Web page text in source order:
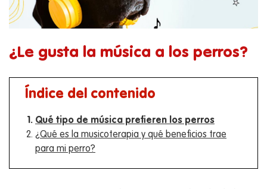
¿Le gusta la música a los perros?
Índice del contenido
Qué tipo de música prefieren los perros
¿Qué es la musicoterapia y qué beneficios trae
para mi perro?